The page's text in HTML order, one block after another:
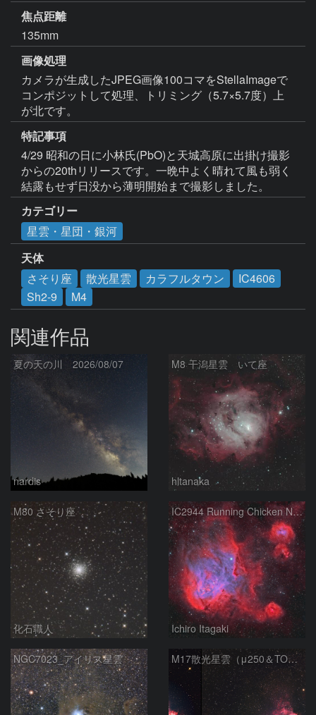
焦点距離
135mm
画像処理
カメラが生成したJPEG画像100コマをStellaImageで
コンポジットして処理、トリミング（5.7×5.7度）上
が北です。
特記事項
4/29 昭和の日に小林氏(PbO)と天城高原に出掛け撮影
からの20thリリースです。一晩中よく晴れて風も弱く
結露もせず日没から薄明開始まで撮影しました。
カテゴリー
星雲・星団・銀河
天体
さそり座
散光星雲 カラフルタウン
IC4606
Sh2-9
M4
関連作品
夏の天の川 2026/08/07
nardis
M8 干潟星雲 いて座
hltanaka
M80 さそり座
化石職人
IC2944 Running Chicken Nebula
Ichiro Itagaki
NGC7023_アイリス星雲 M17散光星雲（μ250＆TOA130）